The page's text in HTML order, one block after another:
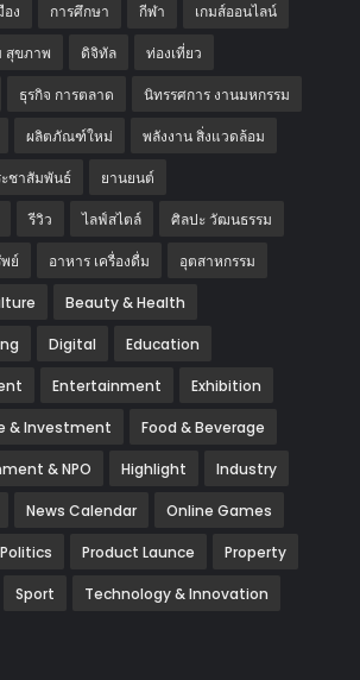
อง การศึกษา กีฬา เกมส์ออนไลน์
สุขภาพ ดิจิทัล ท่องเที่ยว
ธุรกิจ การตลาด นิทรรศการ งานมหกรรม
ผลิตภัณฑ์ใหม่ พลังงาน สิ่งแวดล้อม
ชาสัมพันธ์ ‎ยานยนต์‎
รีวิว ไลฟ์สไตล์ ศิลปะ วัฒนธรรม
ย์ อาหาร เครื่องดื่ม อุตสาหกรรม
Beauty & Health
Digital Education
Entertainment Exhibition
& Investment Food & Beverage
& NPO Highlight Industry
News Calendar Online Games
Politics Product Launce Property
Sport Technology & Innovation